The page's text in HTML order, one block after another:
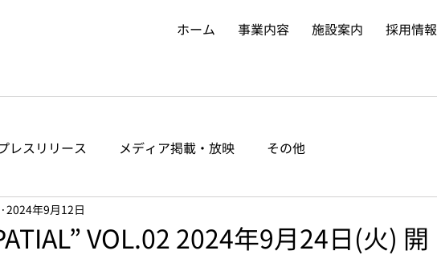
ホーム 事業内容 施設案内 採用情報
レスリリース メディア掲載・放映 その他
VOL.02 2024年9月24日(火) 開
2024年9月12日